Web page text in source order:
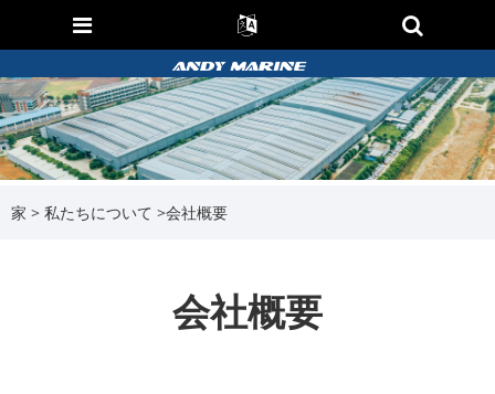
家 > 私たちについて >会社概要
会社概要